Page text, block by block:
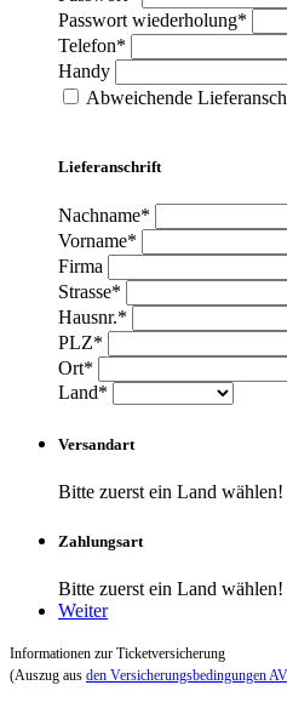
Passwort wiederholung*
Telefon*
Handy
Abweichende
Lieferanschrift
Nachname*
Vorname*
Firma
Strasse*
Hausnr.*
PLZ*
Ort*
Land*
Versandart
Bitte zuerst ein Land wählen!
Zahlungsart
Bitte zuerst ein Land wählen!
Weiter
Informationen zur Ticketversicherung
(Auszug aus den Versicherungsbedingungen